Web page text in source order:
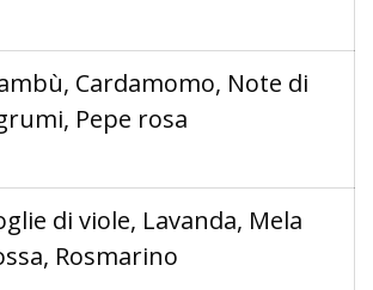
Cardamomo, Note di
Pepe rosa
di viole, Lavanda, Mela
Rosmarino